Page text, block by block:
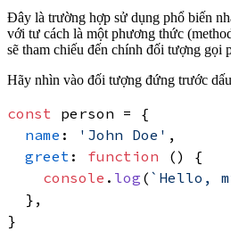
Đây là trường hợp sử dụng phổ biến
với tư cách là một phương thức
sẽ tham chiếu đến chính đối tượng gọi
Hãy nhìn vào đối tượng đứng trước
const person = {
name : 'John Doe' ,
greet : function () {
console . log ( `Hello,
  },
}